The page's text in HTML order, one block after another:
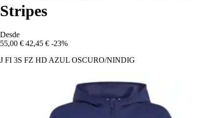
Stripes
Desde
55,00 € 42,45 € -23%
J FI 3S FZ HD AZUL OSCURO/NINDIG